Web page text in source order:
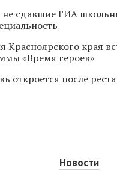
сдавшие ГИА
Красноярского края
«Время героев»
откроется после
Новости